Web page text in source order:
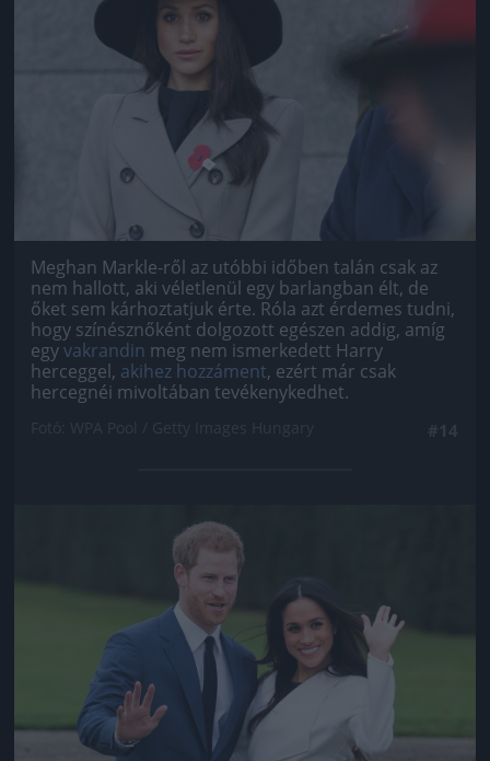
Meghan Markle-ről az utóbbi időben talán csak az
nem hallott, aki véletlenül egy barlangban élt, de
őket sem kárhoztatjuk érte. Róla azt érdemes tudni,
hogy színésznőként dolgozott egészen addig, amíg
egyvakrandin meg nem ismerkedett Harry
herceggel, akihez hozzáment, ezért már csak
hercegnéi mivoltában tevékenykedhet.
Jön még kép!